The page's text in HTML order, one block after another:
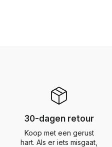
30-dagen retour
Koop met een gerust
hart. Als er iets misgaat,